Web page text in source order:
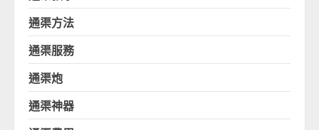
通渠方法
通渠服務
通渠炮
通渠神器